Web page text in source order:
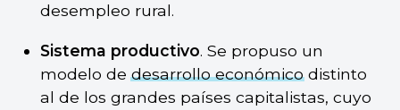
desempleo rural.
Sistema productivo. Se propuso un
modelo dedesarrollo económicodistinto
al de los grandes países capitalistas, cuyo